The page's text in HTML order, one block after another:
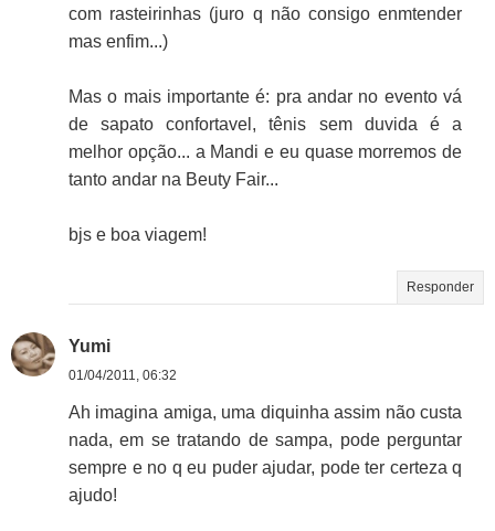
com rasteirinhas (juro q não consigo enmtender
mas enfim...)
Mas o mais importante é: pra andar no evento vá
de sapato confortavel, tênis sem duvida é a
melhor opção... a Mandi e eu quase morremos de
tanto andar na Beuty Fair...
bjs e boa viagem!
Responder
Yumi
01/04/2011, 06:32
Ah imagina amiga, uma diquinha assim não custa
nada, em se tratando de sampa, pode perguntar
sempre e no q eu puder ajudar, pode ter certeza q
ajudo!